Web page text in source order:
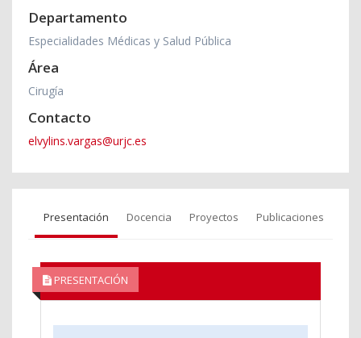
Departamento
Especialidades Médicas y Salud Pública
Área
Cirugía
Contacto
elvylins.vargas@urjc.es
Presentación Docencia Proyectos Publicaciones
PRESENTACIÓN